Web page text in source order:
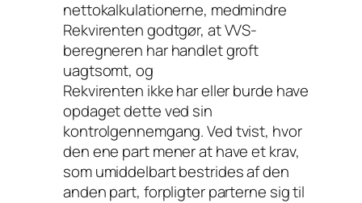
nettokalkulationerne, medmindre
Rekvirenten godtgør, at VVS-
beregneren har handlet groft
uagtsomt, og
Rekvirenten ikke har eller burde have
opdaget dette ved sin
kontrolgennemgang. Ved tvist, hvor
den ene part mener at have et krav,
som umiddelbart bestrides af den
anden part, forpligter parterne sig til